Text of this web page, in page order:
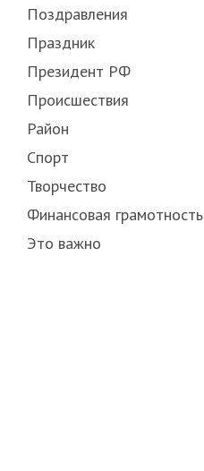
Поздравления
Праздник
Президент РФ
Происшествия
Район
Спорт
Творчество
Финансовая грамотность
Это важно